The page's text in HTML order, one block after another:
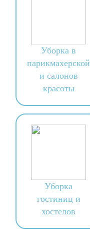
Уборка в
парикмахерской
и салонов
красоты
Уборка
гостиниц и
хостелов